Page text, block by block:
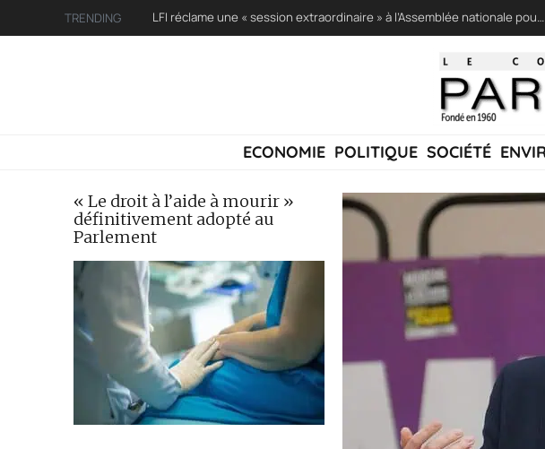
TRENDING LFI réclame une « session extraordinaire » à l’Assemblée nationale pour lutter contre les incendies
ECONOMIE POLITIQUE SOCIÉTÉ
« Le droit à l’aide à mourir »
définitivement adopté au
Parlement